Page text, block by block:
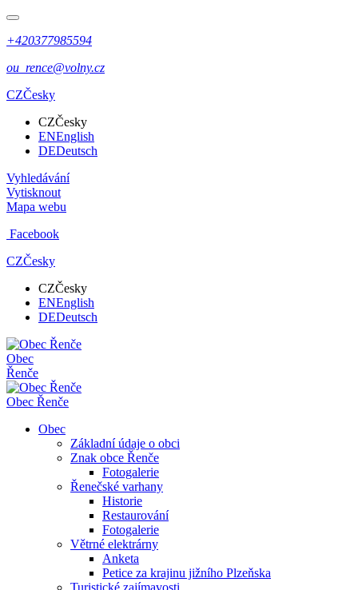
+420377985594
ou_rence@volny.cz
CZČesky
CZČesky
ENEnglish
DEDeutsch
Vyhledávání
Vytisknout
Mapa webu
Facebook
CZČesky
CZČesky
ENEnglish
DEDeutsch
Obec
Řenče
Obec Řenče
Obec
Základní údaje o obci
Znak obce Řenče
Fotogalerie
Řenečské varhany
Historie
Restaurování
Fotogalerie
Větrné elektrárny
Anketa
Petice za krajinu jižního Plzeňska
Turistické zajímavosti